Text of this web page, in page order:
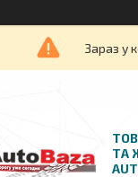
Зараз у
ТА